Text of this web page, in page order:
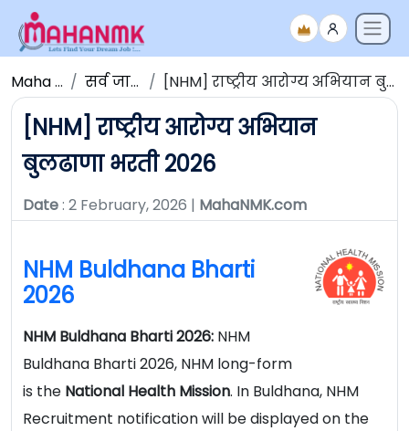
Maha NMK सर्व जाहिराती [NHM] राष्ट्रीय आरोग्य अभियान बुलढाणा भरती 2026
[NHM] राष्ट्रीय आरोग्य अभियान
बुलढाणा भरती 2026
Date: 2 February, 2026 | MahaNMK.com
NHM Buldhana Bharti
2026
NHM Buldhana Bharti 2026: NHM
Buldhana Bharti 2026, NHM long-form
is the National Health Mission. In Buldhana, NHM
Recruitment notification will be displayed on the